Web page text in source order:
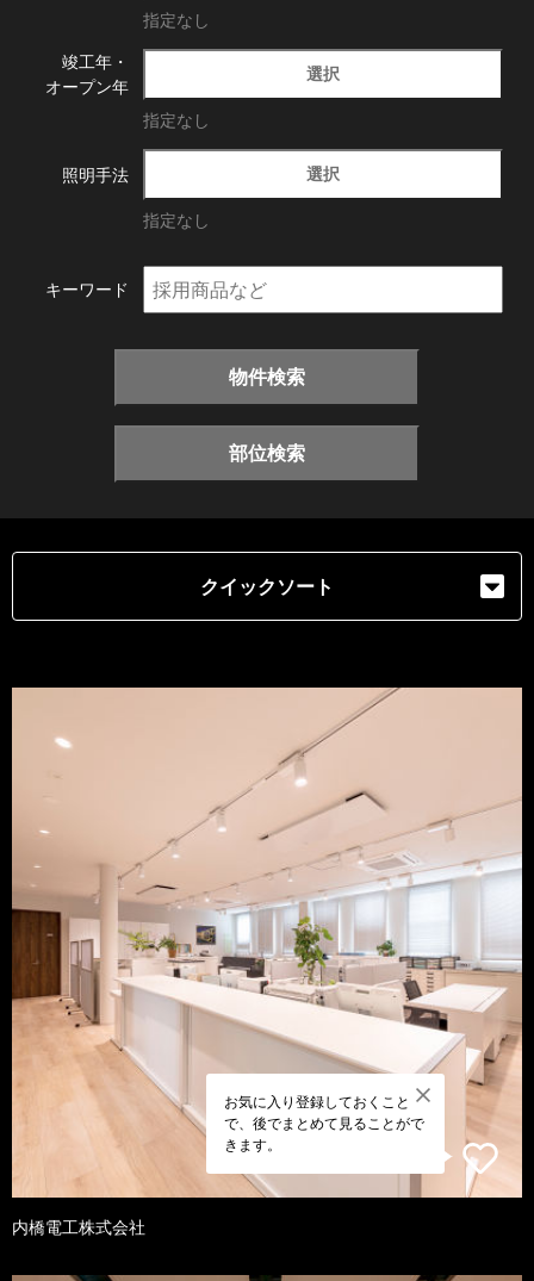
指定なし
竣工年・
オープン年
選択
指定なし
照明手法 選択
指定なし
キーワード
物件検索
部位検索
クイックソート
お気に入り登録しておくこと
で、後でまとめて見ることがで
きます。
内橋電工株式会社